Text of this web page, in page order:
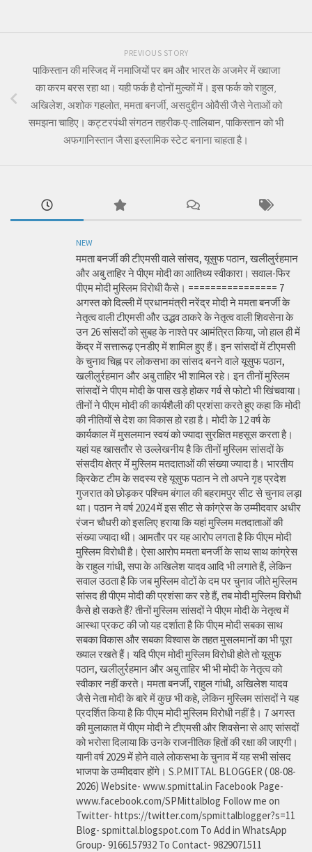
PREVIOUS STORY
पाकिस्तान की मस्जिद में नमाजियों पर बम और भारत के अजमेर में ख्वाजा
का करम बरस रहा था। यही फर्क है दोनों मुल्कों में। इस फर्क को राहुल,
अखिलेश, अशोक गहलोत, ममता बनर्जी, असदुद्दीन ओवैसी जैसे नेताओं को
समझना चाहिए। कट्टरपंथी संगठन तहरीक-ए-तालिबान, पाकिस्तान को भी
अफगानिस्तान जैसा इस्लामिक स्टेट बनाना चाहता है।
NEW
ममता बनर्जी की टीएमसी वाले सांसद, यूसुफ पठान, खलीलुर्रहमान
और अबु ताहिर ने पीएम मोदी का आतिथ्य स्वीकारा। सवाल-फिर
पीएम मोदी मुस्लिम विरोधी कैसे। ================ 7
अगस्त को दिल्ली में प्रधानमंत्री नरेंद्र मोदी ने ममता बनर्जी के
नेतृत्व वाली टीएमसी और उद्धव ठाकरे के नेतृत्व वाली शिवसेना के
उन 26 सांसदों को सुबह के नाश्ते पर आमंत्रित किया, जो हाल ही में
केंद्र में सत्तारूढ़ एनडीए में शामिल हुए हैं। इन सांसदों में टीएमसी
के चुनाव चिह्न पर लोकसभा का सांसद बनने वाले यूसुफ पठान,
खलीलुर्रहमान और अबु ताहिर भी शामिल रहे। इन तीनों मुस्लिम
सांसदों ने पीएम मोदी के पास खड़े होकर गर्व से फोटो भी खिंचवाया।
तीनों ने पीएम मोदी की कार्यशैली की प्रशंसा करते हुए कहा कि मोदी
की नीतियों से देश का विकास हो रहा है। मोदी के 12 वर्ष के
कार्यकाल में मुसलमान स्वयं को ज्यादा सुरक्षित महसूस करता है।
यहां यह खासतौर से उल्लेखनीय है कि तीनों मुस्लिम सांसदों के
संसदीय क्षेत्र में मुस्लिम मतदाताओं की संख्या ज्यादा है। भारतीय
क्रिकेट टीम के सदस्य रहे यूसुफ पठान ने तो अपने गृह प्रदेश
गुजरात को छोड़कर पश्चिम बंगाल की बहरामपुर सीट से चुनाव लड़ा
था। पठान ने वर्ष 2024 में इस सीट से कांग्रेस के उम्मीदवार अधीर
रंजन चौधरी को इसलिए हराया कि यहां मुस्लिम मतदाताओं की
संख्या ज्यादा थी। आमतौर पर यह आरोप लगता है कि पीएम मोदी
मुस्लिम विरोधी है। ऐसा आरोप ममता बनर्जी के साथ साथ कांग्रेस
के राहुल गांधी, सपा के अखिलेश यादव आदि भी लगाते हैं, लेकिन
सवाल उठता है कि जब मुस्लिम वोटों के दम पर चुनाव जीते मुस्लिम
सांसद ही पीएम मोदी की प्रशंसा कर रहे हैं, तब मोदी मुस्लिम विरोधी
कैसे हो सकते हैं? तीनों मुस्लिम सांसदों ने पीएम मोदी के नेतृत्व में
आस्था प्रकट की जो यह दर्शाता है कि पीएम मोदी सबका साथ
सबका विकास और सबका विश्वास के तहत मुसलमानों का भी पूरा
ख्याल रखते हैं। यदि पीएम मोदी मुस्लिम विरोधी होते तो यूसुफ
पठान, खलीलुर्रहमान और अबु ताहिर भी भी मोदी के नेतृत्व को
स्वीकार नहीं करते। ममता बनर्जी, राहुल गांधी, अखिलेश यादव
जैसे नेता मोदी के बारे में कुछ भी कहे, लेकिन मुस्लिम सांसदों ने यह
प्रदर्शित किया है कि पीएम मोदी मुस्लिम विरोधी नहीं है। 7 अगस्त
की मुलाकात में पीएम मोदी ने टीएमसी और शिवसेना से आए सांसदों
को भरोसा दिलाया कि उनके राजनीतिक हितों की रक्षा की जाएगी।
यानी वर्ष 2029 में होने वाले लोकसभा के चुनाव में यह सभी सांसद
भाजपा के उम्मीदवार होंगे। S.P.MITTAL BLOGGER ( 08-08-
2026) Website- www.spmittal.in Facebook Page-
www.facebook.com/SPMittalblog Follow me on
Twitter- https://twitter.com/spmittalblogger?s=11
Blog- spmittal.blogspot.com To Add in WhatsApp
Group- 9166157932 To Contact- 9829071511